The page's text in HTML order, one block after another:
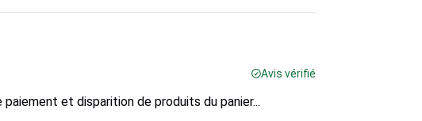
Avis vérifié
et disparition de produits du panier...